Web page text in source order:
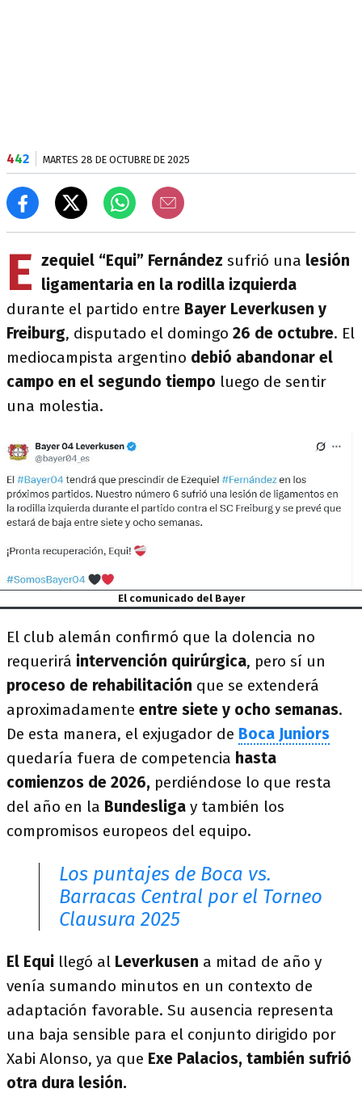
442 MARTES 28 DE OCTUBRE DE 2025
E zequiel “Equi” Fernández sufrió una lesión
ligamentaria en la rodilla izquierda
durante el partido entre Bayer Leverkusen y
Freiburg, disputado el domingo 26 de octubre. El
mediocampista argentino debió abandonar el
campo en el segundo tiempo luego de sentir
una molestia.
El comunicado del Bayer
El club alemán confirmó que la dolencia no
requerirá intervención quirúrgica, pero sí un
proceso de rehabilitación que se extenderá
aproximadamente entre siete y ocho semanas.
De esta manera, el exjugador de Boca Juniors
quedaría fuera de competencia hasta
comienzos de 2026, perdiéndose lo que resta
del año en la Bundesliga y también los
compromisos europeos del equipo.
Los puntajes de Boca vs.
Barracas Central por el Torneo
Clausura 2025
El Equi llegó al Leverkusen a mitad de año y
venía sumando minutos en un contexto de
adaptación favorable. Su ausencia representa
una baja sensible para el conjunto dirigido por
Xabi Alonso, ya que Exe Palacios, también sufrió
otra dura lesión.